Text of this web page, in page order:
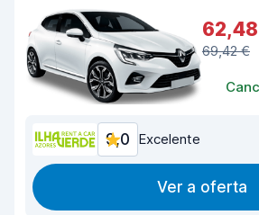
69,42 €
9,0 Excelente
Ver a oferta